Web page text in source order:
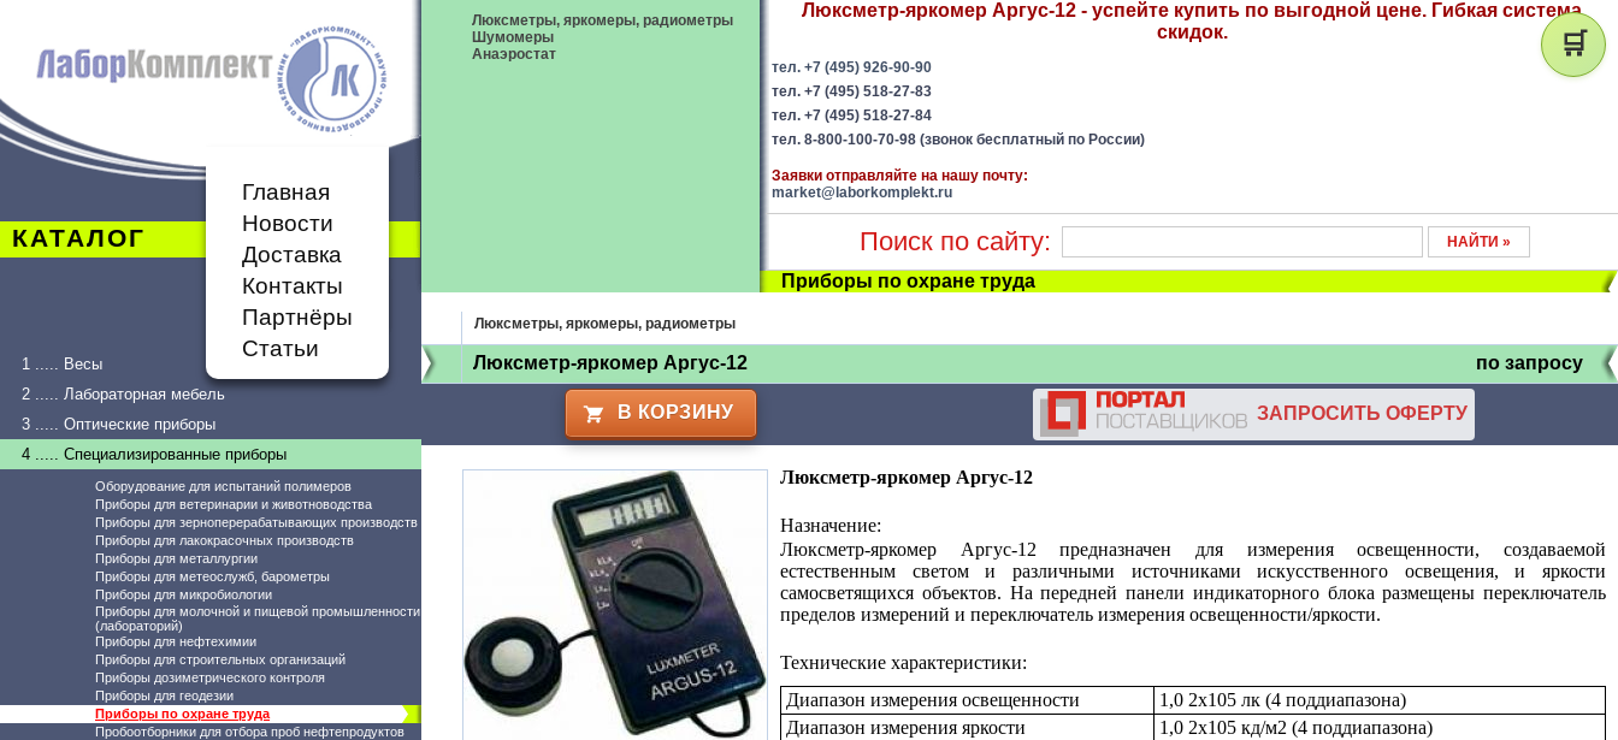
КАТАЛОГ
Главная
Новости
Доставка
Контакты
Партнёры
Статьи
1 ..... Весы
2 ..... Лабораторная мебель
3 ..... Оптические приборы
4 ..... Специализированные приборы
Оборудование для испытаний полимеров
Приборы для ветеринарии и животноводства
Приборы для зерноперерабатывающих производств
Приборы для лакокрасочных производств
Приборы для металлургии
Приборы для метеослужб, барометры
Приборы для микробиологии
Приборы для молочной и пищевой промышленности
(лабораторий)
Приборы для нефтехимии
Приборы для строительных организаций
Приборы дозиметрического контроля
Приборы для геодезии
Приборы по охране труда
Пробоотборники для отбора проб нефтепродуктов
Люксметры, яркомеры, радиометры
Шумомеры
Анаэростат
Люксметр-яркомер Аргус-12 - успейте купить по выгодной цене. Гибкая система
скидок.
тел. +7 (495) 926-90-90
тел. +7 (495) 518-27-83
тел. +7 (495) 518-27-84
тел. 8-800-100-70-98 (звонок бесплатный по России)
Заявки отправляйте на нашу почту:
market@laborkomplekt.ru
Поиск по сайту:
Приборы по охране труда
Люксметры, яркомеры, радиометры
Люксметр-яркомер Аргус-12 по запросу
В КОРЗИНУ ЗАПРОСИТЬ ОФЕРТУ
Люксметр-яркомер Аргус-12
Назначение:
Люксметр-яркомер Аргус-12 предназначен для измерения освещенности, создаваемой
естественным светом и различными источниками искусственного освещения, и яркости
самосветящихся объектов. На передней панели индикаторного блока размещены переключатель
пределов измерений и переключатель измерения освещенности/яркости.
Технические характеристики:
Диапазон измерения освещенности
1,0 2x105 лк (4 поддиапазона)
Диапазон измерения яркости
1,0 2x105 кд/м2 (4 поддиапазона)
🛒